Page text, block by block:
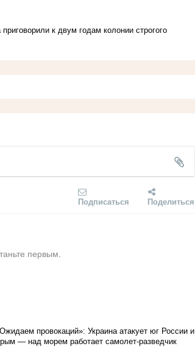
к двум годам колонии строгого
Подписаться Поделиться
первым.
провокаций»: Украина атакует юг России и
— над морем работает самолет-разведчик